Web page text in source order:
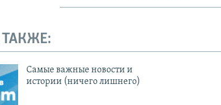
Cамые важные новости и
истории (ничего лишнего)